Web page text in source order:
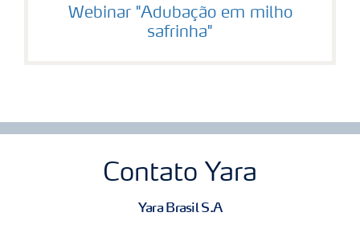
Webinar "Adubação em milho
safrinha"
Contato Yara
Yara Brasil S.A